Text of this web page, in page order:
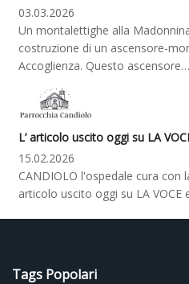
03.03.2026
Un montalettighe alla
costruzione di un ascensore-
Accoglienza. Questo ascensore…
L’ articolo uscito oggi su LA
15.02.2026
CANDIOLO l'ospedale cura con
articolo uscito oggi su LA VOCE
Tags Popolari